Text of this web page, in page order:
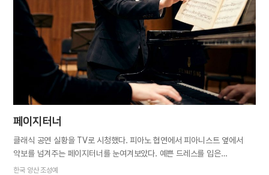
밭을 가꾸는 것이 먼저인 듯하다.
페이지터너
클래식 공연 실황을 TV로 시청했다. 피아노 협연에서 피아니스트 옆에서
악보를 넘겨주는 페이지터너를 눈여겨보았다. 예쁜 드레스를 입은
피아니스트 옆에서 눈에 띄지 않는 무채색 계열의 옷차림을 한 페이지터너는
한국 양산 조성예